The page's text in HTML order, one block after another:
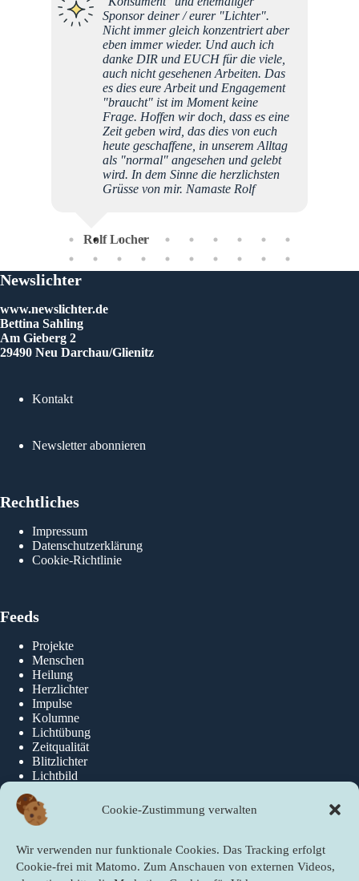
Cookie-Zustimmung verwalten
Wir verwenden nur funktionale Cookies. Das Tracking erfolgt
Cookie-frei mit Matomo. Zum Anschauen von externen Videos,
Sponsor deiner / eurer "Lichter".
Nicht immer gleich konzentriert aber
eben immer wieder. Und auch ich
danke DIR und EUCH für die viele,
auch nicht gesehenen Arbeiten. Das
es dies eure Arbeit und Engagement
"braucht" ist im Moment keine
Frage. Hoffen wir doch, dass es eine
Zeit geben wird, das dies von euch
heute geschaffene, in unserem Alltag
als "normal" angesehen und gelebt
wird. In dem Sinne die herzlichsten
Grüsse von mir. Namaste Rolf
Rolf Locher
Newslichter
www.newslichter.de
Bettina Sahling
Am Gieberg 2
29490 Neu Darchau/Glienitz
Kontakt
Newsletter abonnieren
Rechtliches
Impressum
Datenschutzerklärung
Cookie-Richtlinie
Feeds
Projekte
Menschen
Heilung
Herzlichter
Impulse
Kolumne
Lichtübung
Zeitqualität
Blitzlichter
Lichtbild
Über Uns